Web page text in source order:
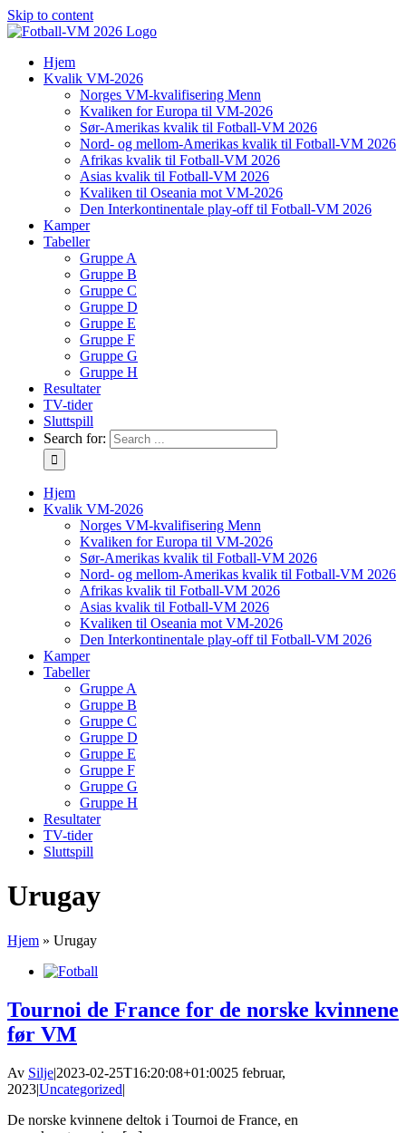
Skip to content
Hjem
Kvalik VM-2026
Norges VM-kvalifisering Menn
Kvaliken for Europa til VM-2026
Sør-Amerikas kvalik til Fotball-VM 2026
Nord- og mellom-Amerikas kvalik til Fotball-VM 2026
Afrikas kvalik til Fotball-VM 2026
Asias kvalik til Fotball-VM 2026
Kvaliken til Oseania mot VM-2026
Den Interkontinentale play-off til Fotball-VM 2026
Kamper
Tabeller
Gruppe A
Gruppe B
Gruppe C
Gruppe D
Gruppe E
Gruppe F
Gruppe G
Gruppe H
Resultater
TV-tider
Sluttspill
Search for:
Hjem
Kvalik VM-2026
Norges VM-kvalifisering Menn
Kvaliken for Europa til VM-2026
Sør-Amerikas kvalik til Fotball-VM 2026
Nord- og mellom-Amerikas kvalik til Fotball-VM 2026
Afrikas kvalik til Fotball-VM 2026
Asias kvalik til Fotball-VM 2026
Kvaliken til Oseania mot VM-2026
Den Interkontinentale play-off til Fotball-VM 2026
Kamper
Tabeller
Gruppe A
Gruppe B
Gruppe C
Gruppe D
Gruppe E
Gruppe F
Gruppe G
Gruppe H
Resultater
TV-tider
Sluttspill
Urugay
Hjem » Urugay
Tournoi de France for de norske kvinnene
før VM
Av Silje|2023-02-25T16:20:08+01:0025 februar,
2023|Uncategorized|
De norske kvinnene deltok i Tournoi de France, en